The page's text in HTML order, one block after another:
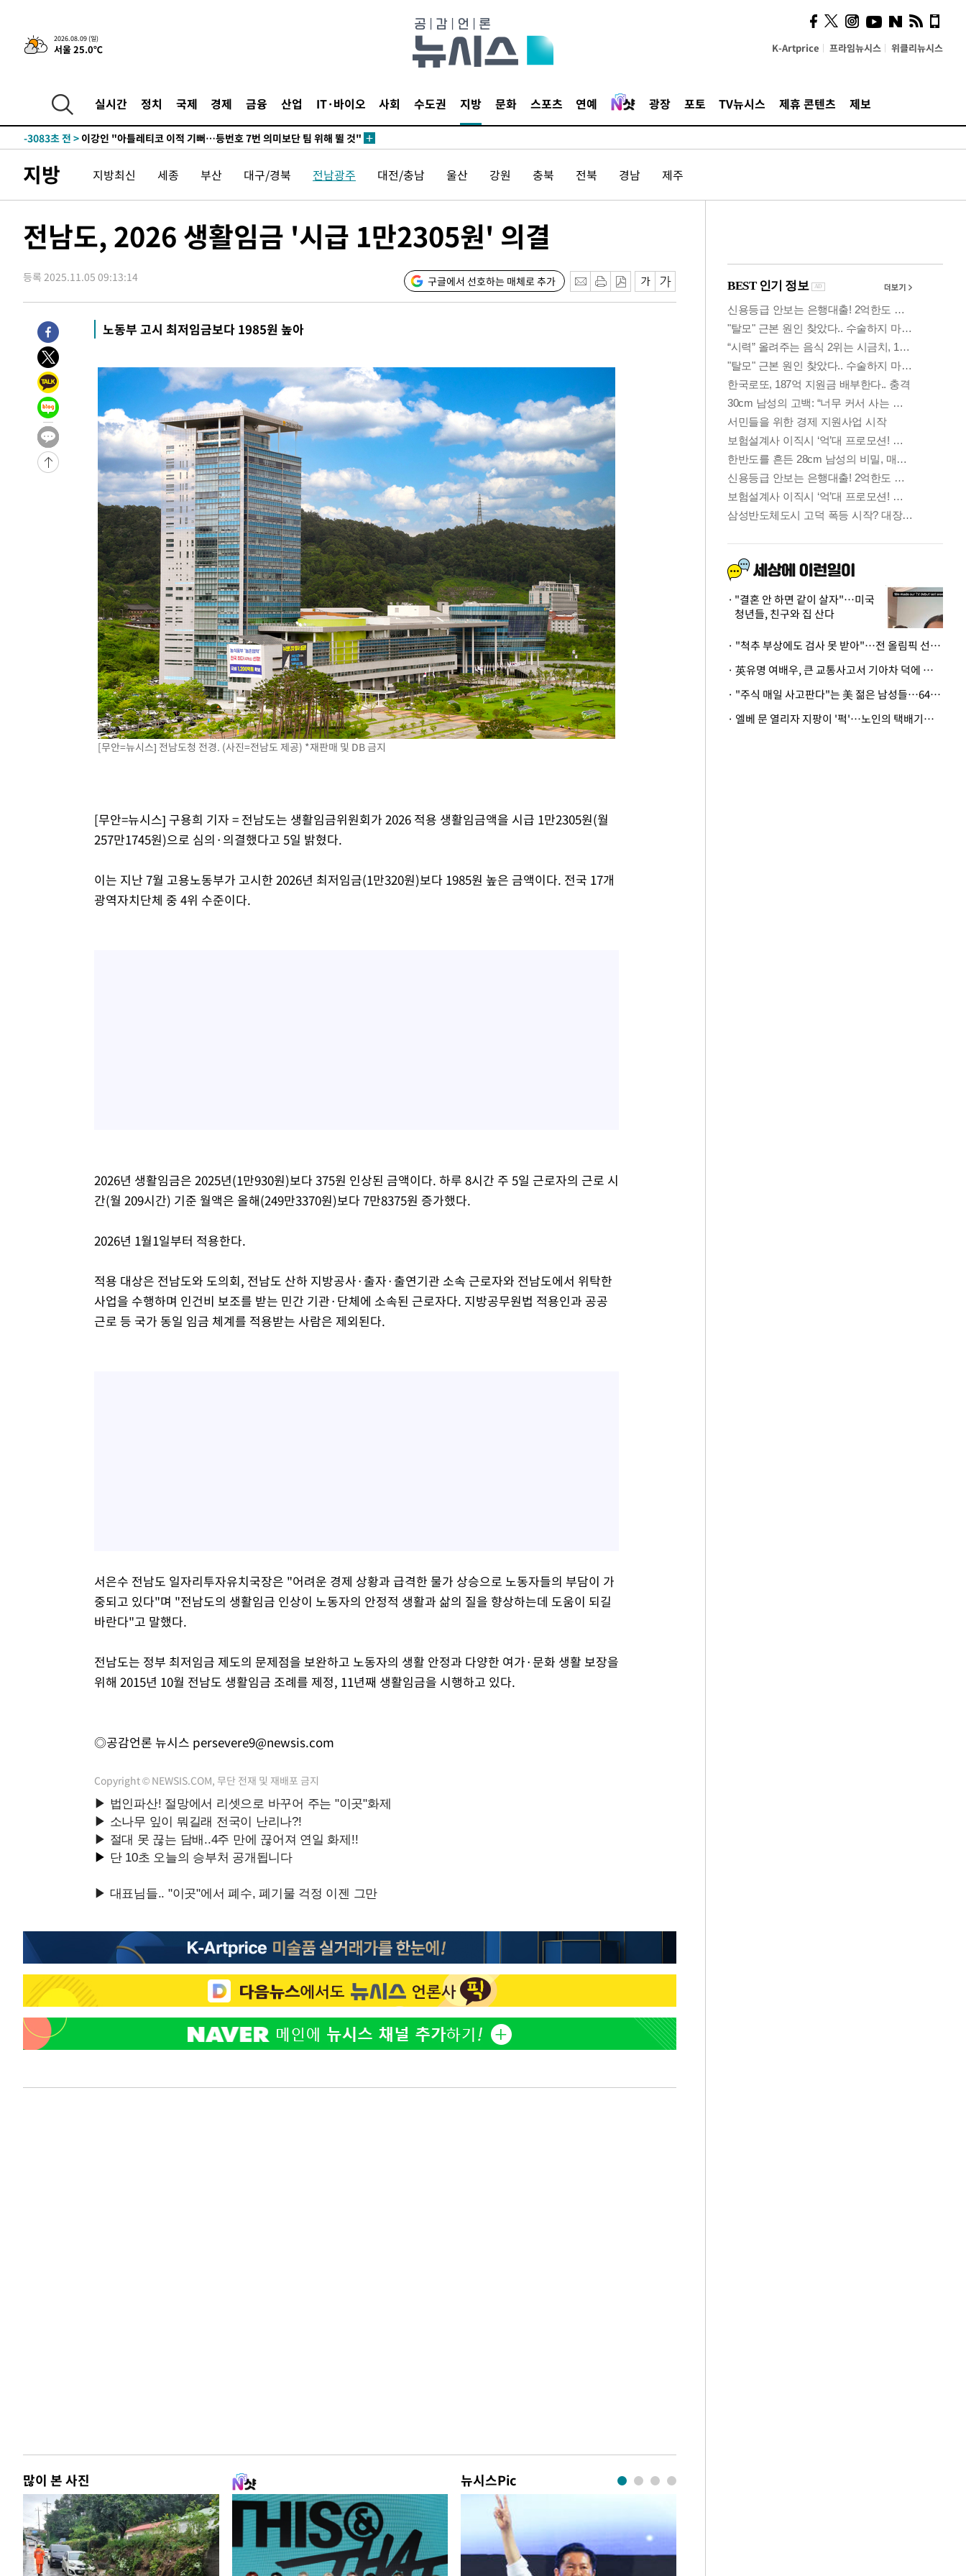
2026.08.09 (일)
서울 25.0℃ K-Artprice 프라임뉴시스 위클리뉴시스
실시간 정치 국제 경제 금융 산업 IT·바이오 사회 수도권 지방 문화 스포츠 연예 광장 포토 TV뉴시스 제휴 콘텐츠 제보
-13267초 전 >이란 "호르무즈 재개방 합의 근접…美 배상 선행돼야"
래 44.56%
-3549초 전 >
[속보]與 대표 경선 제주·인천 당원투표…金 47.75%·鄭 42.08%·
宋 10.17%
-3083초 전 >이강인 "아틀레티코 이적 기뻐…등번호 7번 의미보단 팀 위해 뛸 것"
-3018초 전 >[속보]與 당대표 경선, 제주·인천 권리당원 투표 김민석 승리
53분 전 >
낮 최고 35도 '무더위'…동해안 시간당 30㎜ '강한 비'[내일날씨]
1시간 전 >
[속보]이강인 "감독님이 원하는 마음 느꼈고, 많은 트로피 원해 아틀레
티코 이적"
1시간 전 >온열질환 사망자 3명 늘어…누적 환자 3000명 돌파
3시간 전 >강릉에 시간당 81.4㎜ 물폭탄…도로 잠기고 담벼락 붕괴
5시간 전 >남자 농구, 나고야 아시안게임서 '홈팀' 일본과 한일전
5시간 전 >
여수 오동도 해상서 모터보트 전복…1명 사망·1명 실종
6시간 전 >
날씨]
7시간 전 >
축구협회 "압수수색·성접대 논란 사과…쇄신의 기회로 삼겠다"
7시간 전 >
[속보]'압수수색·성접대 논란' 축구협회 "실망과 걱정 안겨드려 죄송"
11시간 전 >
'최고 37도' 폭염 지속…강원동해안 최대 150㎜ 비
13시간 전 >
[속보]뉴욕증시 상승 마감…S&P 0.6% 나스닥 1.3%↑
-13267초 전 >
이란 "호르무즈 재개방 합의 근접…美 배상 선행돼야"
-4314초 전 >
[속보]與최고위원 제주·인천 순회경선…박선원·최민희·서미화·한
[속보]김민석, 與 전대 당원투표 누적 득표율 45.42%로 1위… 정청
[속보]與 대표 경선 제주·인천 당원투표…金 47.75%·鄭 42.08%·
이강인 "아틀레티코 이적 기뻐…등번호 7번 의미보단 팀 위해 뛸 것"
[속보]與 당대표 경선, 제주·인천 권리당원 투표 김민석 승리
낮 최고 35도 '무더위'…동해안 시간당 30㎜ '강한 비'[내일날씨]
[속보]이강인 "감독님이 원하는 마음 느꼈고, 많은 트로피 원해 아틀레
수도권 40도 육박 '펄펄'…동해안 일부 지역엔 호의주의보
온열질환 사망자 3명 늘어…누적 환자 3000명 돌파
강릉에 시간당 81.4㎜ 물폭탄…도로 잠기고 담벼락 붕괴
백운산서 80년근 천종산삼 9뿌리 발견…감정가 1.3억원
선재도서 해루질 나섰다 실종 60대, 닷새 만에 숨진 채 발견
남자 농구, 나고야 아시안게임서 '홈팀' 일본과 한일전
여수 오동도 해상서 모터보트 전복…1명 사망·1명 실종
극한폭염 한풀 꺾이지만…'낮 최고 35도' 무더위, 열대야 계속[다음주
[속보]뉴욕증시 상승 마감…S&P 0.6% 나스닥 1.3%↑
지방 지방최신 세종 부산 대구/경북 전남광주 대전/충남 울산 강원 충북 전북 경남 제주
전남도, 2026 생활임금 '시급 1만2305원' 의결
등록 2025.11.05 09:13:14 구글에서 선호하는 매체로 추가
노동부 고시 최저임금보다 1985원 높아
[무안=뉴시스] 전남도청 전경. (사진=전남도 제공) *재판매 및 DB 금지
[무안=뉴시스] 구용희 기자 = 전남도는 생활임금위원회가 2026 적용 생활임금액을 시급 1만2305원(월
257만1745원)으로 심의·의결했다고 5일 밝혔다.
이는 지난 7월 고용노동부가 고시한 2026년 최저임금(1만320원)보다 1985원 높은 금액이다. 전국 17개
광역자치단체 중 4위 수준이다.
2026년 생활임금은 2025년(1만930원)보다 375원 인상된 금액이다. 하루 8시간 주 5일 근로자의 근로 시
간(월 209시간) 기준 월액은 올해(249만3370원)보다 7만8375원 증가했다.
2026년 1월1일부터 적용한다.
적용 대상은 전남도와 도의회, 전남도 산하 지방공사·출자·출연기관 소속 근로자와 전남도에서 위탁한
사업을 수행하며 인건비 보조를 받는 민간 기관·단체에 소속된 근로자다. 지방공무원법 적용인과 공공
근로 등 국가 동일 임금 체계를 적용받는 사람은 제외된다.
서은수 전남도 일자리투자유치국장은 "어려운 경제 상황과 급격한 물가 상승으로 노동자들의 부담이 가
중되고 있다"며 "전남도의 생활임금 인상이 노동자의 안정적 생활과 삶의 질을 향상하는데 도움이 되길
바란다"고 말했다.
전남도는 정부 최저임금 제도의 문제점을 보완하고 노동자의 생활 안정과 다양한 여가·문화 생활 보장을
위해 2015년 10월 전남도 생활임금 조례를 제정, 11년째 생활임금을 시행하고 있다.
◎공감언론 뉴시스 persevere9@newsis.com
Copyright © NEWSIS.COM, 무단 전재 및 재배포 금지
많이 본 사진 뉴시스Pic
사이 해답 찾았죠"…알을
깨고 나온 '초자아'
"결혼 안 하면 같이 살자"…미국
청년들, 친구와 집 산다
· "척추 부상에도 검사 못 받아"…전 올림픽 선수, 美봅슬레이협회 상대 소송
· 英유명 여배우, 큰 교통사고서 기아차 덕에 살았다
· "주식 매일 사고판다"는 美 젊은 남성들…64%가 "나는 인생의 패배자“
· 엘베 문 열리자 지팡이 '퍽'…노인의 택배기사 폭행 이유